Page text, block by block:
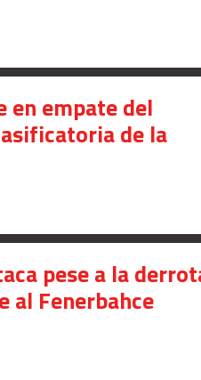
en empate del
de la
pese a la
al Fenerbahce